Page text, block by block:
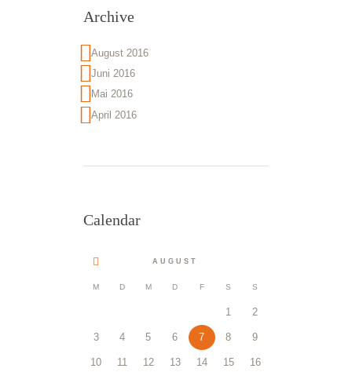
Archive
August 2016
Juni 2016
Mai 2016
April 2016
Calendar
AUGUST
M D M D F S S
1 2
3 4 5 6 7 8 9
10 11 12 13 14 15 16